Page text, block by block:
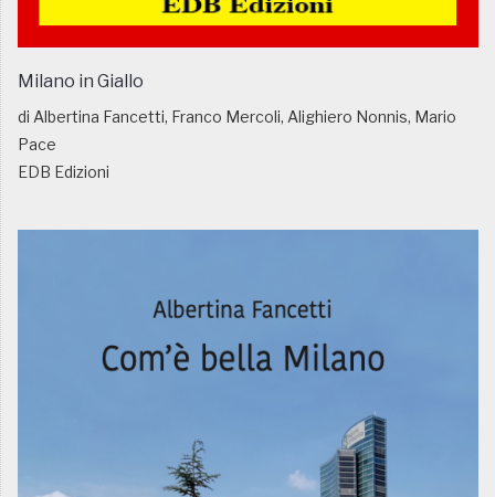
Milano in Giallo
di Albertina Fancetti, Franco Mercoli, Alighiero Nonnis, Mario
Pace
EDB Edizioni